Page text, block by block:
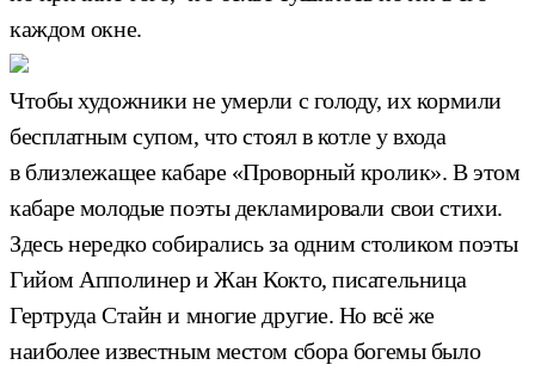
каждом окне.
Чтобы художники не умерли с голоду, их кормили
бесплатным супом, что стоял в котле у входа
в близлежащее кабаре «Проворный кролик». В этом
кабаре молодые поэты декламировали свои стихи.
Здесь нередко собирались за одним столиком поэты
Гийом Апполинер и Жан Кокто, писательница
Гертруда Стайн и многие другие. Но всё же
наиболее известным местом сбора богемы было